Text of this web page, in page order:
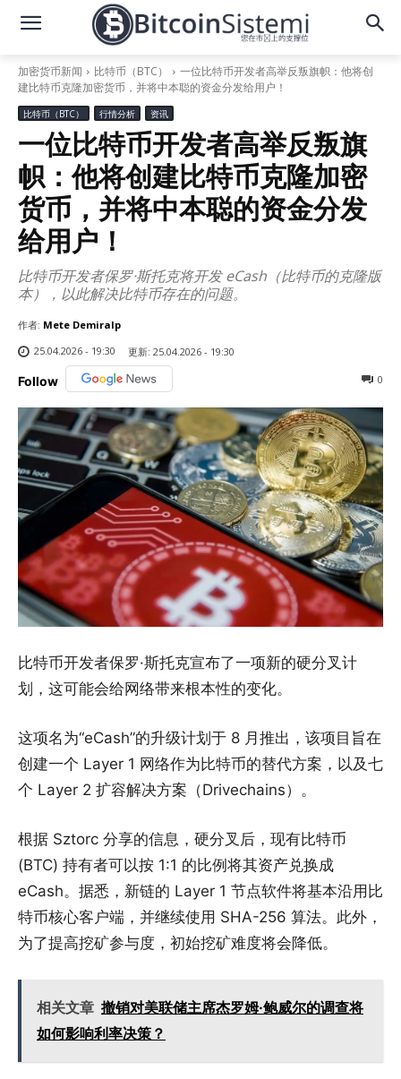
加密货币新闻 比特币（BTC）
一位比特币开发者高举反叛旗帜：他将创
建比特币克隆加密货币，并将中本聪的资金分发给用户！
比特币（BTC） 行情分析 资讯
一位比特币开发者高举反叛旗
帜：他将创建比特币克隆加密
货币，并将中本聪的资金分发
给用户！
比特币开发者保罗·斯托克将开发 eCash（比特币的克隆版
本），以此解决比特币存在的问题。
作者: Mete Demiralp
25.04.2026 - 19:30
更新: 25.04.2026 - 19:30
Follow 0
比特币开发者保罗·斯托克宣布了一项新的硬分叉计
划，这可能会给网络带来根本性的变化。
这项名为“eCash”的升级计划于 8 月推出，该项目旨在
创建一个 Layer 1 网络作为比特币的替代方案，以及七
个 Layer 2 扩容解决方案（Drivechains）。
根据 Sztorc 分享的信息，硬分叉后，现有比特币
(BTC) 持有者可以按 1:1 的比例将其资产兑换成
eCash。据悉，新链的 Layer 1 节点软件将基本沿用比
特币核心客户端，并继续使用 SHA-256 算法。此外，
为了提高挖矿参与度，初始挖矿难度将会降低。
相关文章 撤销对美联储主席杰罗姆·鲍威尔的调查将
如何影响利率决策？